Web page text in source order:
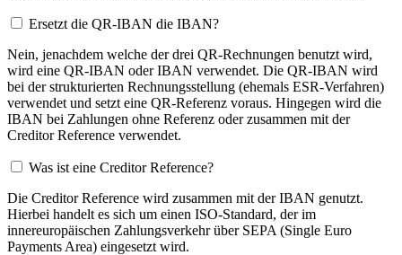
Ersetzt die QR-IBAN die IBAN?
Nein, jenachdem welche der drei QR-Rechnungen benutzt wird,
wird eine QR-IBAN oder IBAN verwendet. Die QR-IBAN wird
bei der strukturierten Rechnungsstellung (ehemals ESR-Verfahren)
verwendet und setzt eine QR-Referenz voraus. Hingegen wird die
IBAN bei Zahlungen ohne Referenz oder zusammen mit der
Creditor Reference verwendet.
Was ist eine Creditor Reference?
Die Creditor Reference wird zusammen mit der IBAN genutzt.
Hierbei handelt es sich um einen ISO-Standard, der im
innereuropäischen Zahlungsverkehr über SEPA (Single Euro
Payments Area) eingesetzt wird.